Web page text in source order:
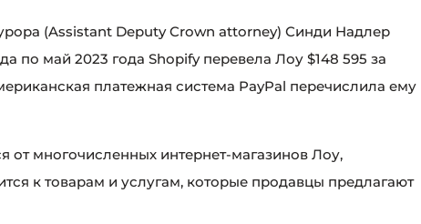
(Assistant Deputy Crown attorney) Синди Надлер
по май 2023 года Shopify перевела Лоу $148 595 за
платежная система PayPal перечислила ему
от многочисленных интернет-магазинов Лоу,
к товарам и услугам, которые продавцы предлагают